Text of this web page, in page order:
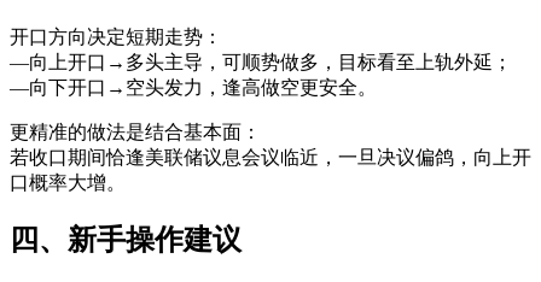
开口方向决定短期走势：
—向上开口→多头主导，可顺势做多，目标看至上轨外延；
—向下开口→空头发力，逢高做空更安全。
更精准的做法是结合基本面：
若收口期间恰逢美联储议息会议临近，一旦决议偏鸽，向上开
口概率大增。
四、新手操作建议